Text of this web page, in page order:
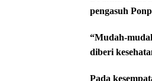
pengasuh
“Mudah-
diberi
Pada